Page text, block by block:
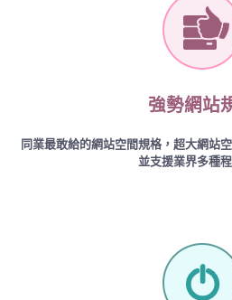
強勢網站
同業最敢給的網站空間規格，超大網站
並支援業界多種